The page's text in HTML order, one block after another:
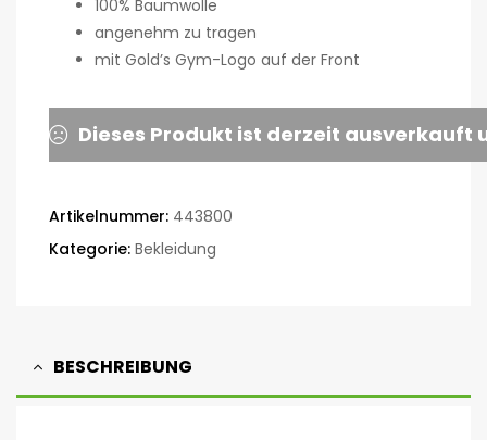
100% Baumwolle
angenehm zu tragen
mit Gold’s Gym-Logo auf der Front
Dieses Produkt ist derzeit ausverkauft
Artikelnummer: 443800
Kategorie: Bekleidung
BESCHREIBUNG